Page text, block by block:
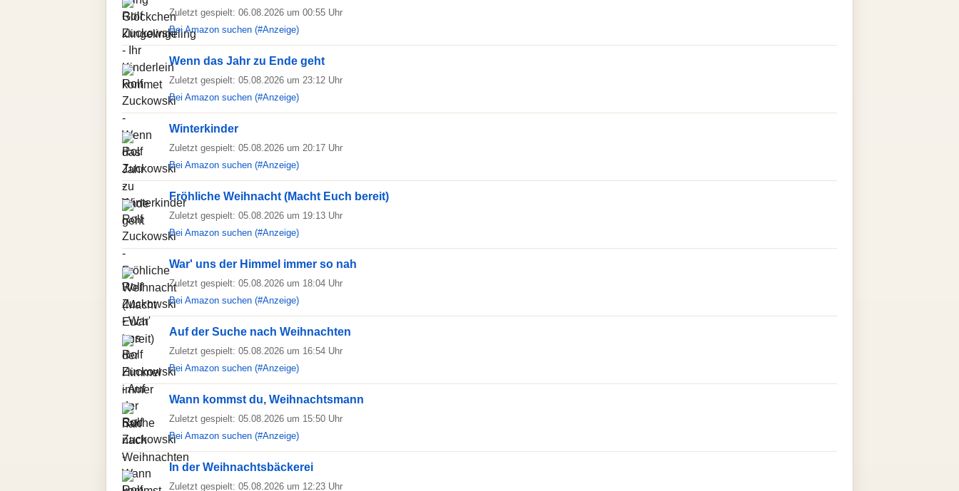
Zuletzt gespielt: 06.08.2026 um 00:55 Uhr
Bei Amazon suchen (#Anzeige)
Wenn das Jahr zu Ende geht
Zuletzt gespielt: 05.08.2026 um 23:12 Uhr
Bei Amazon suchen (#Anzeige)
Winterkinder
Zuletzt gespielt: 05.08.2026 um 20:17 Uhr
Bei Amazon suchen (#Anzeige)
Fröhliche Weihnacht (Macht Euch bereit)
Zuletzt gespielt: 05.08.2026 um 19:13 Uhr
Bei Amazon suchen (#Anzeige)
War' uns der Himmel immer so nah
Zuletzt gespielt: 05.08.2026 um 18:04 Uhr
Bei Amazon suchen (#Anzeige)
Auf der Suche nach Weihnachten
Zuletzt gespielt: 05.08.2026 um 16:54 Uhr
Bei Amazon suchen (#Anzeige)
Wann kommst du, Weihnachtsmann
Zuletzt gespielt: 05.08.2026 um 15:50 Uhr
Bei Amazon suchen (#Anzeige)
In der Weihnachtsbäckerei
Zuletzt gespielt: 05.08.2026 um 12:23 Uhr